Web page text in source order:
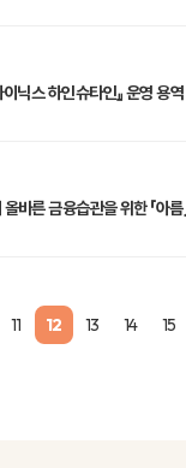
닉스 하인슈타인』 운영 용
바른 금융습관을 위한 「아
11 12 13 14 15